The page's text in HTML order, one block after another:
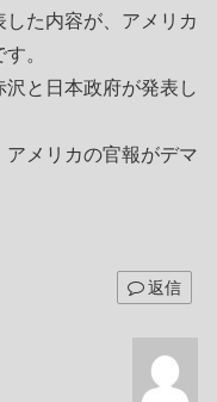
た内容が、アメリカ
。
と日本政府が発表し
メリカの官報がデマ
返信